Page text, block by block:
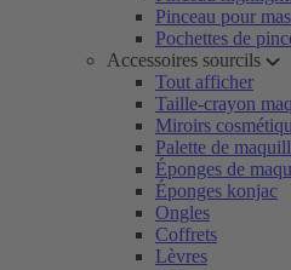
Pinceau pour
Pochettes de
Accessoires sourcils
Tout afficher
Taille-crayon
Miroirs
Palette de
Éponges de
Éponges konjac
Ongles
Coffrets
Lèvres